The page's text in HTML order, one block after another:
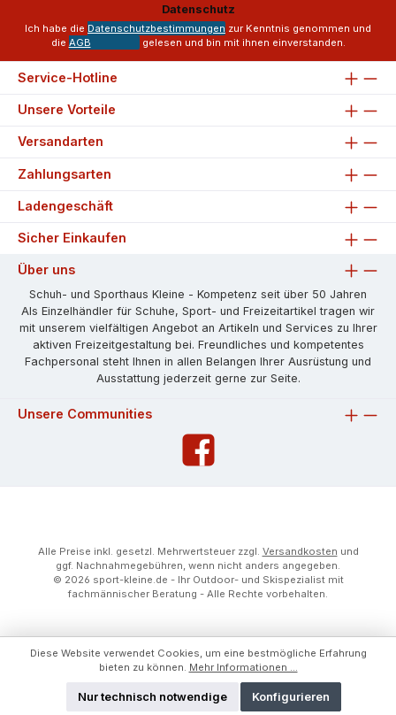
*
Datenschutz
Ich habe die Datenschutzbestimmungen zur Kenntnis genommen und
die AGB gelesen und bin mit ihnen einverstanden.
Service-Hotline
Unsere Vorteile
Versandarten
Zahlungsarten
Ladengeschäft
Sicher Einkaufen
Über uns
Schuh- und Sporthaus Kleine - Kompetenz seit über 50 Jahren
Als Einzelhändler für Schuhe, Sport- und Freizeitartikel tragen wir
mit unserem vielfältigen Angebot an Artikeln und Services zu Ihrer
aktiven Freizeitgestaltung bei. Freundliches und kompetentes
Fachpersonal steht Ihnen in allen Belangen Ihrer Ausrüstung und
Ausstattung jederzeit gerne zur Seite.
Unsere Communities
Alle Preise inkl. gesetzl. Mehrwertsteuer zzgl. Versandkosten und
ggf. Nachnahmegebühren, wenn nicht anders angegeben.
© 2026 sport-kleine.de - Ihr Outdoor- und Skispezialist mit
fachmännischer Beratung - Alle Rechte vorbehalten.
Diese Website verwendet Cookies, um eine bestmögliche Erfahrung
bieten zu können. Mehr Informationen ...
Nur technisch notwendige Konfigurieren